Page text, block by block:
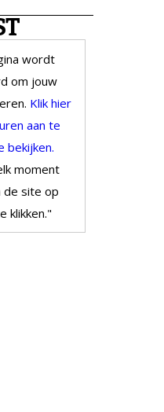
wordt
om jouw
Klik hier
aan te
bekijken.
moment
de site op
klikken."